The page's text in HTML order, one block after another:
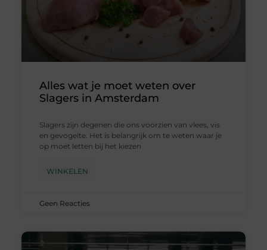
Alles wat je moet weten over
Slagers in Amsterdam
Slagers zijn degenen die ons voorzien van vlees, vis
en gevogelte. Het is belangrijk om te weten waar je
op moet letten bij het kiezen
WINKELEN
Geen Reacties